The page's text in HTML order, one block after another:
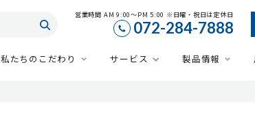
営業時間 AM 9:00～PM 5:00 ※日曜・祝日は定休日
072-284-7888
私たちのこだわり サービス 製品情報